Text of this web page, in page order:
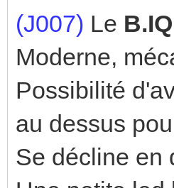
(J007) Le B.IQ
Moderne,
Possibilité
au dessus
Se décline en